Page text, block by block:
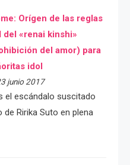
Orígen de las reglas
del «renai kinshi»
del amor) para
idol
junio 2017
el escándalo suscitado
Ririka Suto en plena